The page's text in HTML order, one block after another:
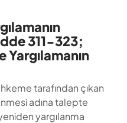
311-323;
tarafından çıkan
adına talepte
yargılanma